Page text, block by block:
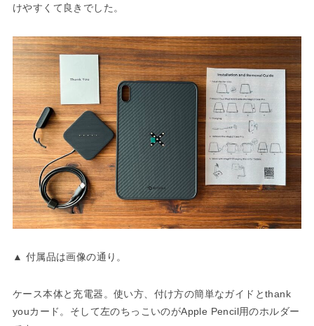
けやすくて良きでした。
▲ 付属品は画像の通り。
ケース本体と充電器。使い方、付け方の簡単なガイドとthank
youカード。そして左のちっこいのがApple Pencil用のホルダー